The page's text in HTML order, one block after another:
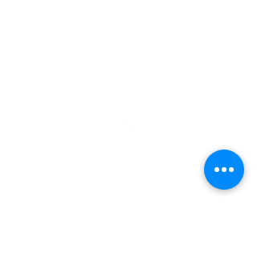
©2025 SIJISA CIBERSEGURIDAD